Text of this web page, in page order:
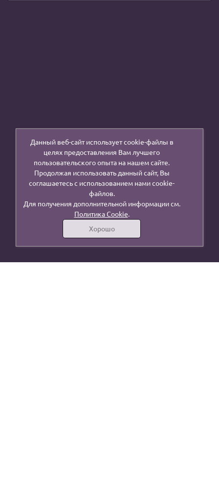
Данный веб-сайт использует cookie-файлы в
целях предоставления Вам лучшего
пользовательского опыта на нашем сайте.
Продолжая использовать данный сайт, Вы
соглашаетесь с использованием нами cookie-
файлов.
Для получения дополнительной информации см.
Политика Cookie.
Хорошо